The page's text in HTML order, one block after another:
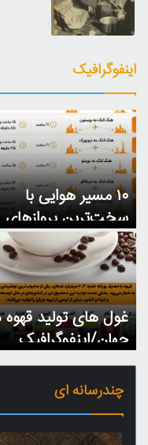
اینفوگرافیک
۱۰ مسیر هوایی با
سخت‌ترین پروازهای
جهان/ اینفوگرافیک
غول های تولید قهوه
جهان/اینفوگرافیک
چندرسانه ای